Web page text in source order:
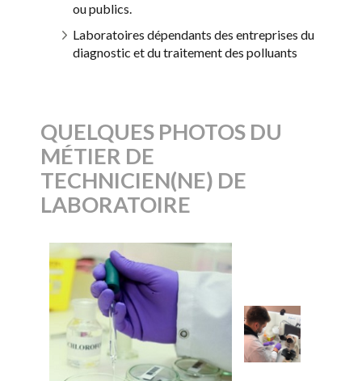
ou publics.
Laboratoires dépendants des entreprises du
diagnostic et du traitement des polluants
QUELQUES PHOTOS DU
MÉTIER DE
TECHNICIEN(NE) DE
LABORATOIRE